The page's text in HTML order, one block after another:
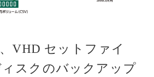
VHD セットファイ
スクのバックアップ